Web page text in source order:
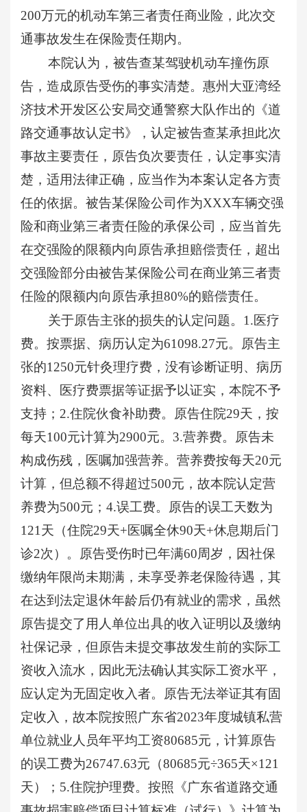
200万元的机动车第三者责任商业险，此次交
通事故发生在保险责任期内。
本院认为，被告查某驾驶机动车撞伤原
告，造成原告受伤的事实清楚。惠州大亚湾经
济技术开发区公安局交通警察大队作出的《道
路交通事故认定书》，认定被告查某承担此次
事故主要责任，原告负次要责任，认定事实清
楚，适用法律正确，应当作为本案认定各方责
任的依据。被告某保险公司作为XXX车辆交强
险和商业第三者责任险的承保公司，应当首先
在交强险的限额内向原告承担赔偿责任，超出
交强险部分由被告某保险公司在商业第三者责
任险的限额内向原告承担80%的赔偿责任。
关于原告主张的损失的认定问题。 1.医疗
费。按票据、病历认定为61098.27元。原告主
张的1250元针灸理疗费，没有诊断证明、病历
资料、医疗费票据等证据予以证实，本院不予
支持；2.住院伙食补助费。原告住院29天，按
每天100元计算为2900元。3.营养费。原告未
构成伤残，医嘱加强营养。营养费按每天20元
计算，但总额不得超过500元，故本院认定营
养费为500元；4.误工费。原告的误工天数为
121天（住院29天+医嘱全休90天+休息期后门
诊2次）。原告受伤时已年满60周岁，因社保
缴纳年限尚未期满，未享受养老保险待遇，其
在达到法定退休年龄后仍有就业的需求，虽然
原告提交了用人单位出具的收入证明以及缴纳
社保记录，但原告未提交事故发生前的实际工
资收入流水，因此无法确认其实际工资水平，
应认定为无固定收入者。原告无法举证其有固
定收入，故本院按照广东省2023年度城镇私营
单位就业人员年平均工资80685元，计算原告
的误工费为26747.63元（80685元÷365天×121
天）；5.住院护理费。按照《广东省道路交通